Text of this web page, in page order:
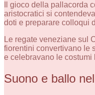
Il gioco della pallacorda
aristocratici si
doti e preparare colloqui
Le regate veneziane sul
fiorentini convertivano le
e celebravano le
Suono e ballo